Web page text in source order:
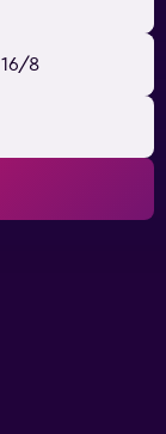
8